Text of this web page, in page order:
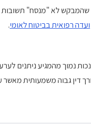
שהמבקש לא "מנסח"
ועדה רפואית בביטוח לאומי.
נמוך מהמגיע ניתנים
דין גבוה משמעותית